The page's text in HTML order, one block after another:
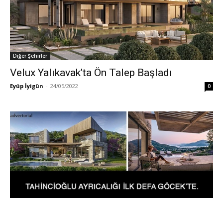
Diğer Şehirler
Velux Yalıkavak’ta Ön Talep Başladı
Eyüp İyigün - 24/05/2022 0